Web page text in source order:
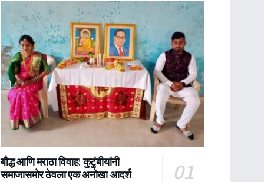
बौद्ध आणि मराठा विवाह: कुटुंबीयांनी
समाजासमोर ठेवला एक अनोखा आदर्श